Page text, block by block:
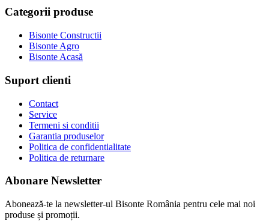
Categorii produse
Bisonte Constructii
Bisonte Agro
Bisonte Acasă
Suport clienti
Contact
Service
Termeni si conditii
Garantia produselor
Politica de confidentialitate
Politica de returnare
Abonare Newsletter
Abonează-te la newsletter-ul Bisonte România pentru cele mai noi
produse și promoții.